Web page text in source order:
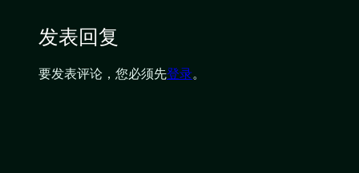
发表回复
要发表评论，您必须先登录。